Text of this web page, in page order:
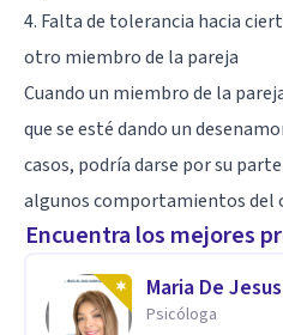
4. Falta de tolerancia hacia
otro miembro de la pareja
Cuando un miembro de la
que se esté dando un
casos, podría darse por su
algunos comportamientos del
Encuentra los mejores
Maria De
Psicóloga